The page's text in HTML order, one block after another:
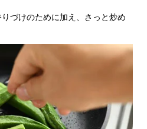
りづけのために加え、さっと炒め